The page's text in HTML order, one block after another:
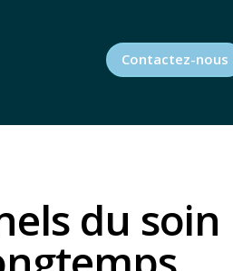
Contactez-nous
du soin